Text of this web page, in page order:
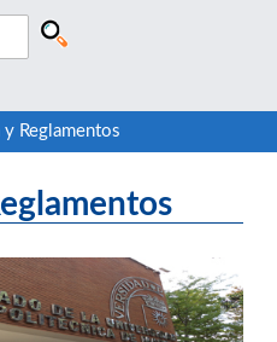
Reglamentos